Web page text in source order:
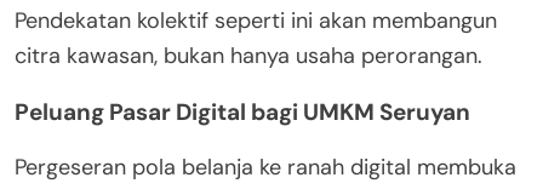
Pendekatan kolektif seperti ini akan membangun
citra kawasan, bukan hanya usaha perorangan.
Peluang Pasar Digital bagi UMKM Seruyan
Pergeseran pola belanja ke ranah digital membuka